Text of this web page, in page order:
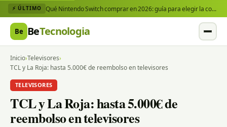
⚡ ÚLTIMO Qué Nintendo Switch comprar en 2026: guía para elegir la consola y los juegos que necesitas
Be BeTecnologia
Inicio›Televisores›
TCL y La Roja: hasta 5.000€ de reembolso en televisores
TELEVISORES
TCL y La Roja: hasta 5.000€ de
reembolso en televisores